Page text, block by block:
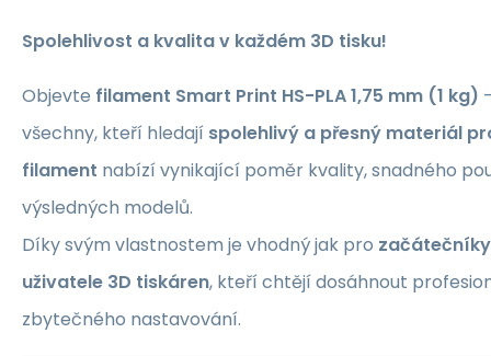
Spolehlivost a kvalita v každém 3D tisku!
Objevte filament Smart Print HS-PLA 1,75 mm (1 kg)
všechny, kteří hledají spolehlivý a přesný materiál
filament nabízí vynikající poměr kvality, snadného
výsledných modelů.
Díky svým vlastnostem je vhodný jak pro začátečníky
uživatele 3D tiskáren, kteří chtějí dosáhnout
zbytečného nastavování.